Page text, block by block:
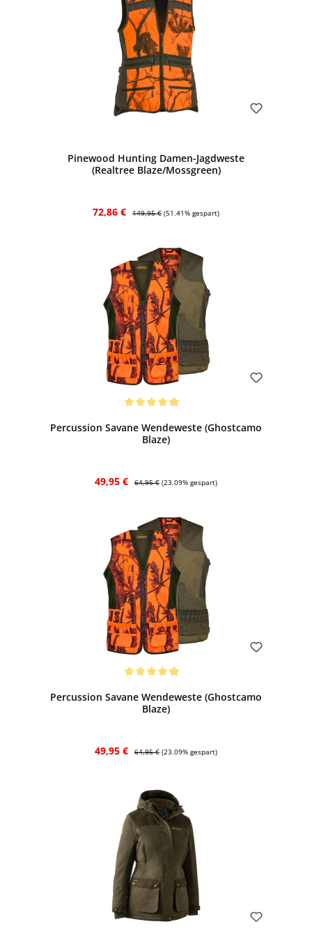
Pinewood Hunting Damen-Jagdweste
(Realtree Blaze/Mossgreen)
Verkaufspreis:
72,86 € Regulärer Preis:
149,95 € (51.41% gespart)
Percussion Savane Wendeweste (Ghostcamo
Blaze)
Verkaufspreis:
49,95 € Regulärer Preis:
64,95 € (23.09% gespart)
Percussion Savane Wendeweste (Ghostcamo
Blaze)
Verkaufspreis:
49,95 € Regulärer Preis:
64,95 € (23.09% gespart)